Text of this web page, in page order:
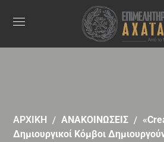
ΑΡΧΙΚΗ ΑΝΑΚΟΙΝΩΣΕΙΣ
Δημιουργικοί Κόμβοι